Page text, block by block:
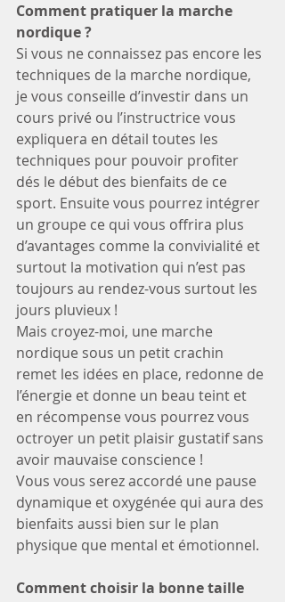
Comment pratiquer la marche
nordique ?
Si vous ne connaissez pas encore les
techniques de la marche nordique,
je vous conseille d’investir dans un
cours privé ou l’instructrice vous
expliquera en détail toutes les
techniques pour pouvoir profiter
dés le début des bienfaits de ce
sport. Ensuite vous pourrez intégrer
un groupe ce qui vous offrira plus
d’avantages comme la convivialité et
surtout la motivation qui n’est pas
toujours au rendez-vous surtout les
jours pluvieux !
Mais croyez-moi, une marche
nordique sous un petit crachin
remet les idées en place, redonne de
l’énergie et donne un beau teint et
en récompense vous pourrez vous
octroyer un petit plaisir gustatif sans
avoir mauvaise conscience !
Vous vous serez accordé une pause
dynamique et oxygénée qui aura des
bienfaits aussi bien sur le plan
physique que mental et émotionnel.
Comment choisir la bonne taille